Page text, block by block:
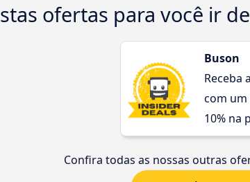
ofertas para você ir
Buson
Receba
com
10% na
compra!
Confira todas as nossas outras